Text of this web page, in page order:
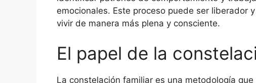
emocionales. Este proceso puede ser liberador
vivir de manera más plena y consciente.
El papel de la
La constelación familiar es una metodología